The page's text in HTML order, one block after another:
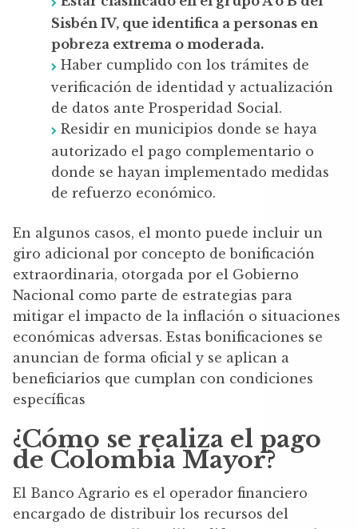
Sisbén IV, que identifica a personas en
pobreza extrema o moderada.
Haber cumplido con los trámites de
verificación de identidad y actualización
de datos ante Prosperidad Social.
Residir en municipios donde se haya
autorizado el pago complementario o
donde se hayan implementado medidas
de refuerzo económico.
En algunos casos, el monto puede incluir un
giro adicional por concepto de bonificación
extraordinaria, otorgada por el Gobierno
Nacional como parte de estrategias para
mitigar el impacto de la inflación o situaciones
económicas adversas. Estas bonificaciones se
anuncian de forma oficial y se aplican a
beneficiarios que cumplan con condiciones
específicas
¿Cómo se realiza el pago
de Colombia Mayor?
El Banco Agrario es el operador financiero
encargado de distribuir los recursos del